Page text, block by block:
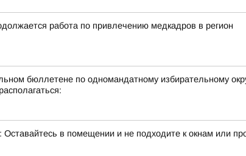
работа по привлечению медкадров в регион
бюллетене по одномандатному избирательному
в помещении и не подходите к окнам или